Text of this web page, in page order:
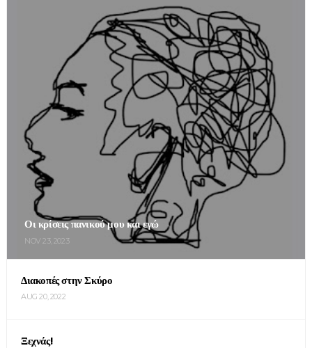
Οι κρίσεις πανικού μου και εγώ
NOV 23, 2023
Διακοπές στην Σκύρο
AUG 20, 2022
Ξεχνάς!